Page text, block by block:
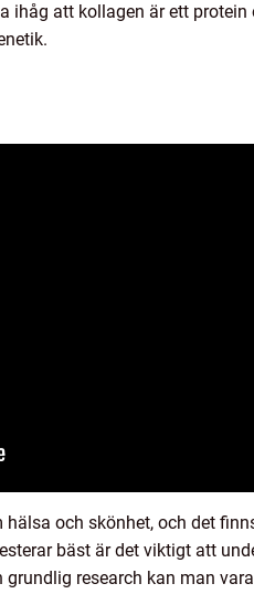
att kollagen är ett
och skönhet, och det
bäst är det viktigt att
research kan man